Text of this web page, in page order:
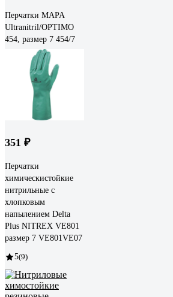
Перчатки MAPA
Ultranitril/OPTIMO
454, размер 7 454/7
351 ₽
Перчатки
химическистойкие
нитрильные с
хлопковым
напылением Delta
Plus NITREX VE801
размер 7 VE801VE07
5(9)